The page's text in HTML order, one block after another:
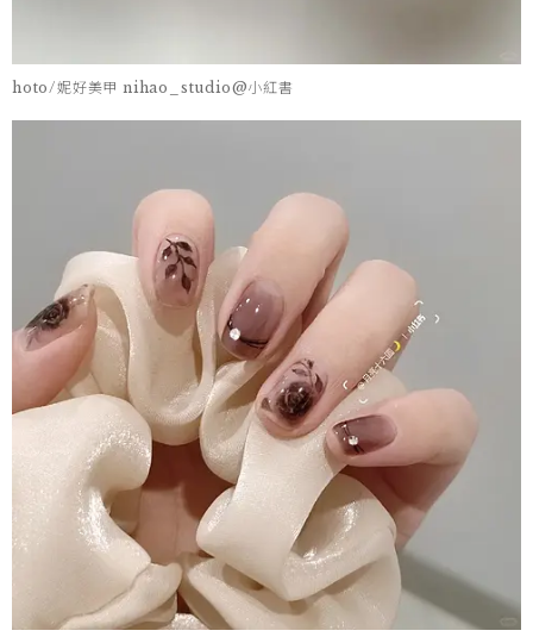
hoto/妮好美甲 nihao_studio@小紅書